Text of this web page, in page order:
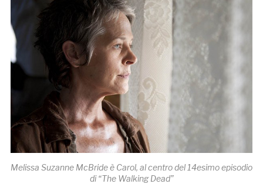
Melissa Suzanne McBride è Carol, al centro del 14esimo episodio
di “The Walking Dead”